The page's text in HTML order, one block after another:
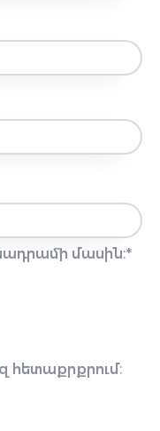
մասին:*
հետաքրքրում: